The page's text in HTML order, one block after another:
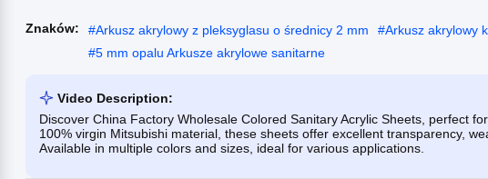
Znaków: #Arkusz akrylowy z pleksyglasu o średnicy 2 mm #Arkusz akrylowy
#5 mm opalu Arkusze akrylowe sanitarne
Video Description:
Discover China Factory Wholesale Colored Sanitary Acrylic Sheets, perfect
100% virgin Mitsubishi material, these sheets offer excellent transparency,
Available in multiple colors and sizes, ideal for various applications.